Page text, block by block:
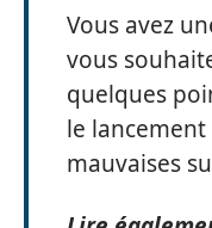
Vous avez
vous
quelques
le
mauvaises